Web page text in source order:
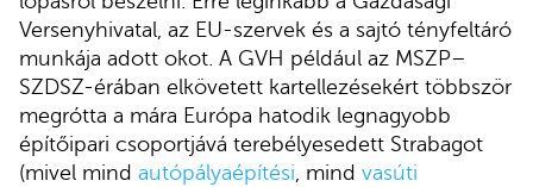
Versenyhivatal, az EU-szervek és a sajtó tényfeltáró
munkája adott okot. A GVH például az MSZP–
SZDSZ-érában elkövetett kartellezésekért többször
megrótta a mára Európa hatodik legnagyobb
építőipari csoportjává terebélyesedett Strabagot
(mivel mind autópályaépítési , mind vasúti